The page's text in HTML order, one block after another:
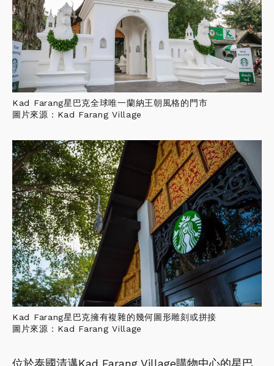
Kad Farang星巴克全球唯一蘭納王朝風格的門市
圖片來源：Kad Farang Village
Kad Farang星巴克擁有複雜的幾何圖形雕刻或拼接
圖片來源：Kad Farang Village
位於泰國清邁Kad Farang Village購物中心的星巴